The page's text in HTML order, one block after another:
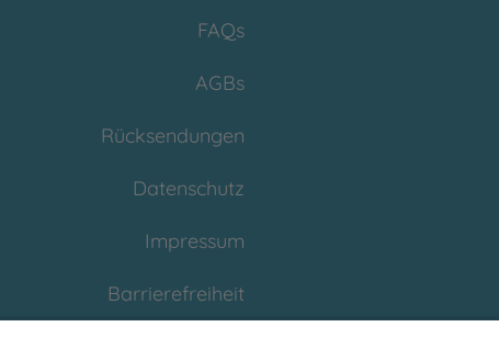
FAQs
AGBs
Rücksendungen
Datenschutz
Impressum
Barrierefreiheit